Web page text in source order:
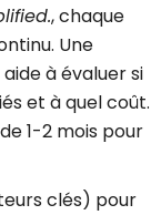
, chaque
Une
à évaluer si
et à quel coût.
1-2 mois pour
clés) pour